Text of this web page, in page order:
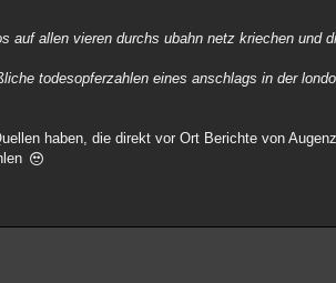
allen vieren durchs ubahn netz kriechen und
todesopferzahlen eines anschlags in der
haben, die direkt vor Ort Berichte von